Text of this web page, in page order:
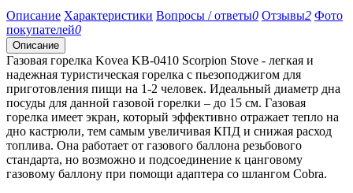
Описание Характеристики Вопросы / ответы0 Отзывы2 Фото
покупателей0
Описание
Газовая горелка Kovea KB-0410 Scorpion Stove - легкая и
надежная туристическая горелка с пьезоподжигом для
приготовления пищи на 1-2 человек. Идеальный диаметр дна
посуды для данной газовой горелки – до 15 см. Газовая
горелка имеет экран, который эффективно отражает тепло на
дно кастрюли, тем самым увеличивая КПД и снижая расход
топлива. Она работает от газового баллона резьбового
стандарта, но возможно и подсоединение к цанговому
газовому баллону при помощи адаптера со шлангом Cobra.